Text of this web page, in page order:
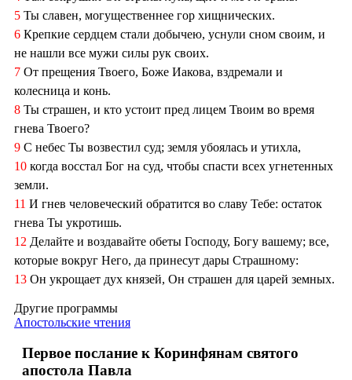
5 Ты славен, могущественнее гор хищнических.
6 Крепкие сердцем стали добычею, уснули сном своим, и
не нашли все мужи силы рук своих.
7 От прещения Твоего, Боже Иакова, вздремали и
колесница и конь.
8 Ты страшен, и кто устоит пред лицем Твоим во время
гнева Твоего?
9 С небес Ты возвестил суд; земля убоялась и утихла,
10 когда восстал Бог на суд, чтобы спасти всех угнетенных
земли.
11 И гнев человеческий обратится во славу Тебе: остаток
гнева Ты укротишь.
12 Делайте и воздавайте обеты Господу, Богу вашему; все,
которые вокруг Него, да принесут дары Страшному:
13 Он укрощает дух князей, Он страшен для царей земных.
Другие программы
Апостольские чтения
Первое послание к Коринфянам святого
апостола Павла